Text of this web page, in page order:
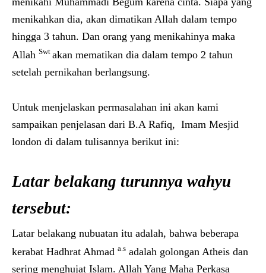
menikahkan dia, akan dimatikan Allah dalam tempo
hingga 3 tahun. Dan orang yang menikahinya maka
Allah Swt akan mematikan dia dalam tempo 2 tahun
setelah pernikahan berlangsung.
Untuk menjelaskan permasalahan ini akan kami
sampaikan penjelasan dari B.A Rafiq, Imam Mesjid
london di dalam tulisannya berikut ini:
Latar belakang turunnya wahyu
tersebut:
Latar belakang nubuatan itu adalah, bahwa beberapa
kerabat Hadhrat Ahmad a.s adalah golongan Atheis dan
sering menghujat Islam. Allah Yang Maha Perkasa